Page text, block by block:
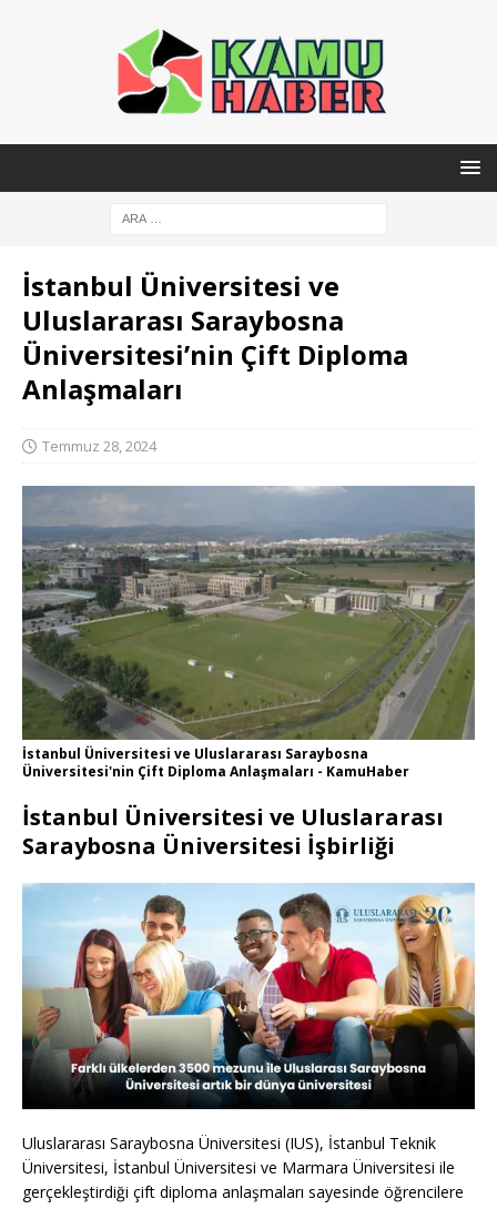
İstanbul Üniversitesi ve
Uluslararası Saraybosna
Üniversitesi’nin Çift Diploma
Anlaşmaları
Temmuz 28, 2024
İstanbul Üniversitesi ve Uluslararası Saraybosna
Üniversitesi'nin Çift Diploma Anlaşmaları - KamuHaber
İstanbul Üniversitesi ve Uluslararası
Saraybosna Üniversitesi İşbirliği
Uluslararası Saraybosna Üniversitesi (IUS), İstanbul Teknik
Üniversitesi, İstanbul Üniversitesi ve Marmara Üniversitesi ile
gerçekleştirdiği çift diploma anlaşmaları sayesinde öğrencilere